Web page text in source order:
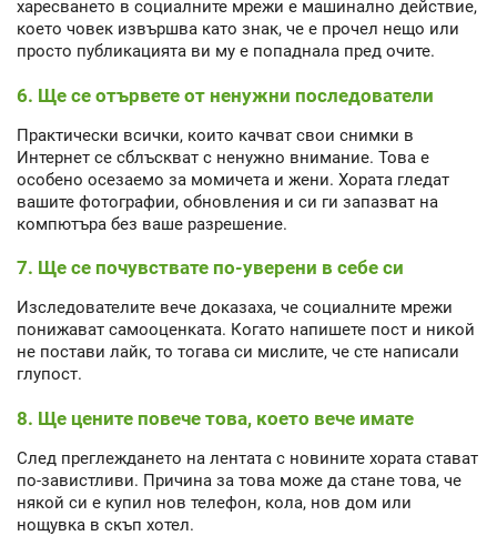
харесването в социалните мрежи е машинално действие,
което човек извършва като знак, че е прочел нещо или
просто публикацията ви му е попаднала пред очите.
6. Ще се отървете от ненужни последователи
Практически всички, които качват свои снимки в
Интернет се сблъскват с ненужно внимание. Това е
особено осезаемо за момичета и жени. Хората гледат
вашите фотографии, обновления и си ги запазват на
компютъра без ваше разрешение.
7. Ще се почувствате по-уверени в себе си
Изследователите вече доказаха, че социалните мрежи
понижават самооценката. Когато напишете пост и никой
не постави лайк, то тогава си мислите, че сте написали
глупост.
8. Ще цените повече това, което вече имате
След преглеждането на лентата с новините хората стават
по-завистливи. Причина за това може да стане това, че
някой си е купил нов телефон, кола, нов дом или
нощувка в скъп хотел.